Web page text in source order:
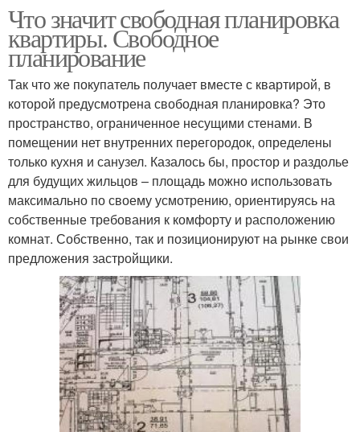
Что значит свободная планировка
квартиры. Свободное
планирование
Так что же покупатель получает вместе с квартирой, в
которой предусмотрена свободная планировка? Это
пространство, ограниченное несущими стенами. В
помещении нет внутренних перегородок, определены
только кухня и санузел. Казалось бы, простор и раздолье
для будущих жильцов – площадь можно использовать
максимально по своему усмотрению, ориентируясь на
собственные требования к комфорту и расположению
комнат. Собственно, так и позиционируют на рынке свои
предложения застройщики.